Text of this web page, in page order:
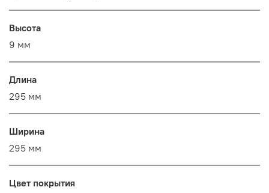
Высота
9 мм
Длина
295 мм
Ширина
295 мм
Цвет покрытия